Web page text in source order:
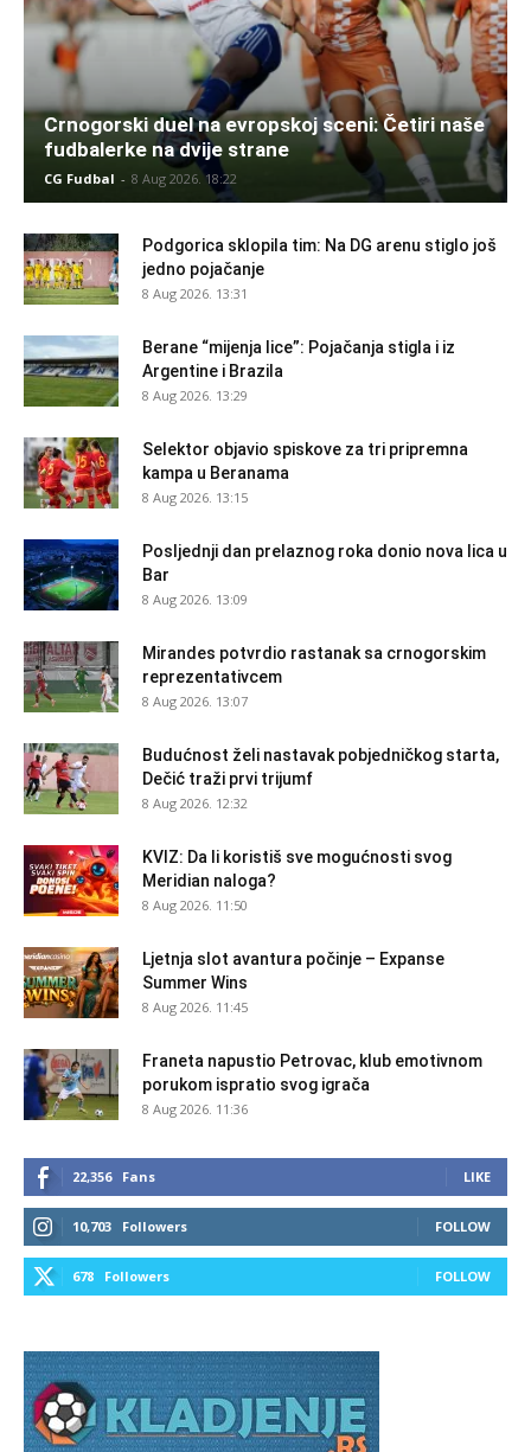
Crnogorski duel na evropskoj sceni: Četiri naše
fudbalerke na dvije strane
CG Fudbal - 8 Aug 2026. 18:22
Podgorica sklopila tim: Na DG arenu stiglo još
jedno pojačanje
8 Aug 2026. 13:31
Berane “mijenja lice”: Pojačanja stigla i iz
Argentine i Brazila
8 Aug 2026. 13:29
Selektor objavio spiskove za tri pripremna
kampa u Beranama
8 Aug 2026. 13:15
Posljednji dan prelaznog roka donio nova lica u
Bar
8 Aug 2026. 13:09
Mirandes potvrdio rastanak sa crnogorskim
reprezentativcem
8 Aug 2026. 13:07
Budućnost želi nastavak pobjedničkog starta,
Dečić traži prvi trijumf
8 Aug 2026. 12:32
KVIZ: Da li koristiš sve mogućnosti svog
Meridian naloga?
8 Aug 2026. 11:50
Ljetnja slot avantura počinje – Expanse
Summer Wins
8 Aug 2026. 11:45
Franeta napustio Petrovac, klub emotivnom
porukom ispratio svog igrača
8 Aug 2026. 11:36
22,356 Fans LIKE
10,703 Followers FOLLOW
678 Followers FOLLOW